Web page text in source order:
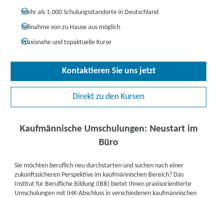
Mehr als 1.000 Schulungsstandorte in Deutschland
Teilnahme von zu Hause aus möglich
Praxisnahe und topaktuelle Kurse
Kontaktieren Sie uns jetzt
Direkt zu den Kursen
Kaufmännische Umschulungen: Neustart im
Büro
Sie möchten beruflich neu durchstarten und suchen nach einer
zukunftssicheren Perspektive im kaufmännischen Bereich? Das
Institut für Berufliche Bildung (IBB) bietet Ihnen praxisorientierte
Umschulungen mit IHK-Abschluss in verschiedenen kaufmännischen